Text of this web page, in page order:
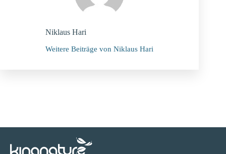
Niklaus Hari
Weitere Beiträge von Niklaus Hari